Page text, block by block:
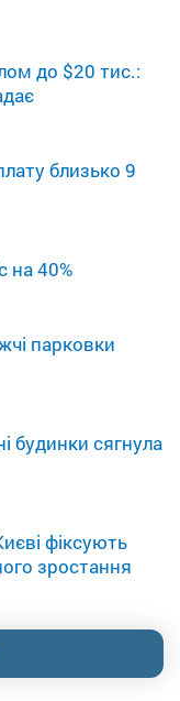
до $20 тис.:
близько 9
на 40%
парковки
будинки сягнула
фіксують
зростання